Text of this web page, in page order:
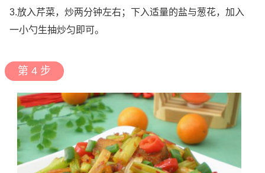
3.放入芹菜，炒两分钟左右；下入适量的盐与葱花，加入
一小勺生抽炒匀即可。
第 4 步